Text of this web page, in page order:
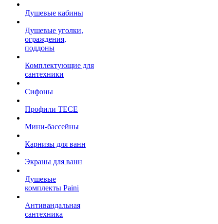
Душевые кабины
Душевые уголки,
ограждения,
поддоны
Комплектующие для
сантехники
Сифоны
Профили TECE
Мини-бассейны
Карнизы для ванн
Экраны для ванн
Душевые
комплекты Paini
Антивандальная
сантехника